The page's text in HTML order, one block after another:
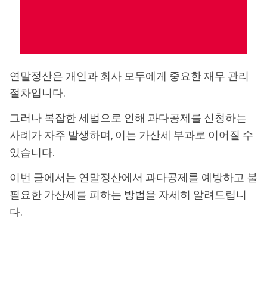
연말정산은 개인과 회사 모두에게 중요한 재무 관리
절차입니다.
그러나 복잡한 세법으로 인해 과다공제를 신청하는
사례가 자주 발생하며, 이는 가산세 부과로 이어질 수
있습니다.
이번 글에서는 연말정산에서 과다공제를 예방하고 불
필요한 가산세를 피하는 방법을 자세히 알려드립니
다.